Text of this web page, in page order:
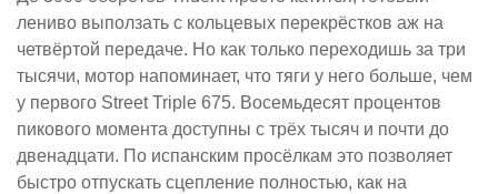
лениво выползать с кольцевых перекрёстков аж на
четвёртой передаче. Но как только переходишь за три
тысячи, мотор напоминает, что тяги у него больше, чем
у первого Street Triple 675. Восемьдесят процентов
пикового момента доступны с трёх тысяч и почти до
двенадцати. По испанским просёлкам это позволяет
быстро отпускать сцепление полностью, как на